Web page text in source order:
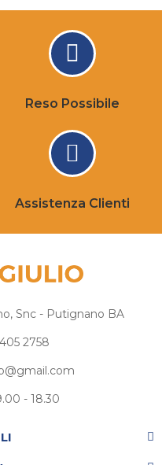
Reso Possibile
Assistenza Clienti
Snc - Putignano BA
2758
- 18.30